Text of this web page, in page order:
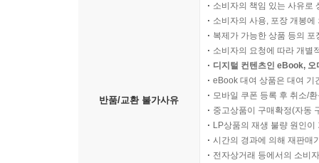
반품/교환 불가사유
소비자의 책임 있는 사유로
소비자의 사용, 포장 개봉
복제가 가능한 상품 등의
소비자의 요청에 따라 개별
디지털 컨텐츠인 eBook,
eBook 대여 상품은 대여 기
모바일 쿠폰 등록 후 취소/
중고상품이 구매확정(자동
LP상품의 재생 불량 원인
시간의 경과에 의해 재판매
전자상거래 등에서의 소비